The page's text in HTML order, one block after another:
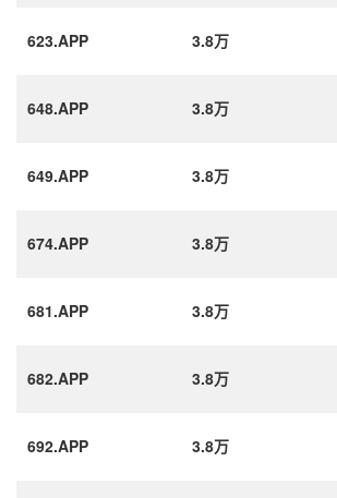
623.APP 3.8万
648.APP 3.8万
649.APP 3.8万
674.APP 3.8万
681.APP 3.8万
682.APP 3.8万
692.APP 3.8万